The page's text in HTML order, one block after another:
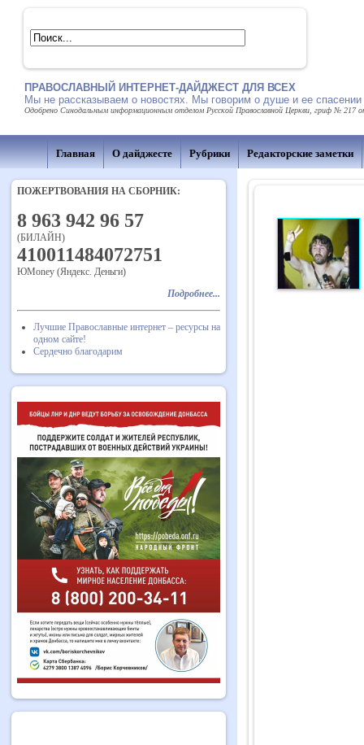
ПРАВОСЛАВНЫЙ ИНТЕРНЕТ-ДАЙДЖЕСТ ДЛЯ ВСЕХ
Мы не рассказываем о новостях. Мы говорим о душе и ее спасении
Одобрено Синодальным информационным отделом Русской Православной Церкви, гриф № 217
Главная О дайджесте Рубрики Редакторские заметки
ПОЖЕРТВОВАНИЯ НА СБОРНИК:
8 963 942 96 57
(БИЛАЙН)
410011484072751
ЮMoney (Яндекс. Деньги)
Подробнее...
Лучшие Православные интернет – ресурсы на
одном сайте!
Сердечно благодарим